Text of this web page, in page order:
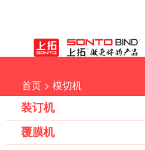
首页 > 模切机
装订机
覆膜机